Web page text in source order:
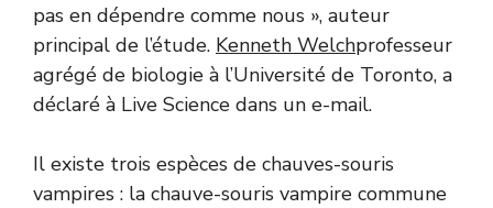
pas en dépendre comme nous », auteur
principal de l’étude. Kenneth Welchprofesseur
agrégé de biologie à l’Université de Toronto, a
déclaré à Live Science dans un e-mail.
Il existe trois espèces de chauves-souris
vampires : la chauve-souris vampire commune